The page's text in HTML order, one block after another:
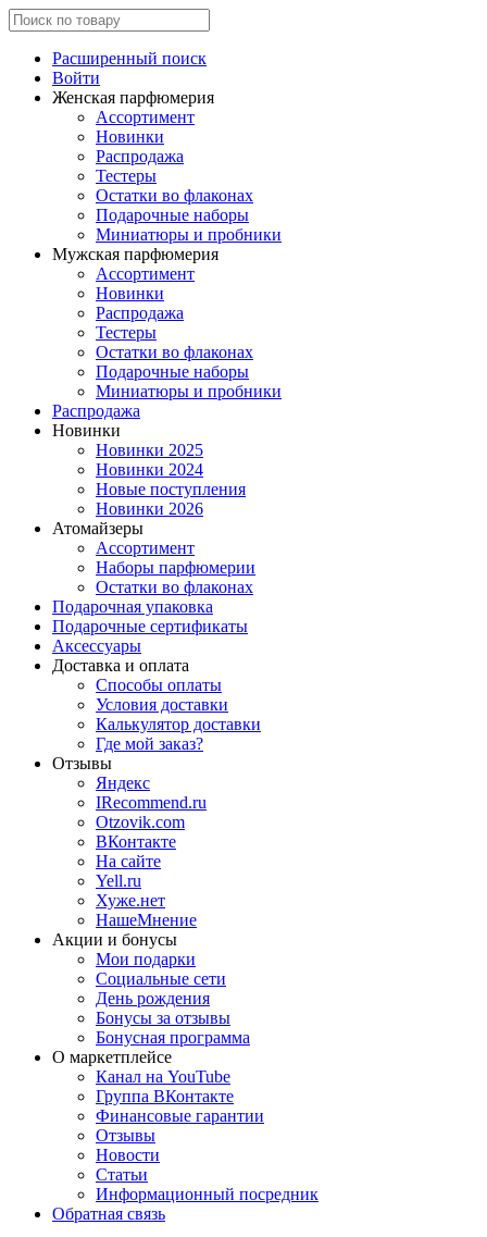
Расширенный поиск
Войти
Женская парфюмерия
Ассортимент
Новинки
Распродажа
Тестеры
Остатки во флаконах
Подарочные наборы
Миниатюры и пробники
Мужская парфюмерия
Ассортимент
Новинки
Распродажа
Тестеры
Остатки во флаконах
Подарочные наборы
Миниатюры и пробники
Распродажа
Новинки
Новинки 2025
Новинки 2024
Новые поступления
Новинки 2026
Атомайзеры
Ассортимент
Наборы парфюмерии
Остатки во флаконах
Подарочная упаковка
Подарочные сертификаты
Аксессуары
Доставка и оплата
Способы оплаты
Условия доставки
Калькулятор доставки
Где мой заказ?
Отзывы
Яндекс
IRecommend.ru
Otzovik.com
ВКонтакте
На сайте
Yell.ru
Хуже.нет
НашеМнение
Акции и бонусы
Мои подарки
Социальные сети
День рождения
Бонусы за отзывы
Бонусная программа
О маркетплейсе
Канал на YouTube
Группа ВКонтакте
Финансовые гарантии
Отзывы
Новости
Статьи
Информационный посредник
Обратная связь